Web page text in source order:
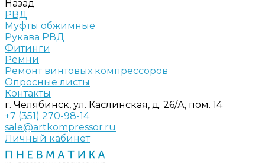
Назад
РВД
Муфты обжимные
Рукава РВД
Фитинги
Ремни
Ремонт винтовых компрессоров
Опросные листы
Контакты
г. Челябинск, ул. Каслинская, д. 26/А, пом. 14
+7 (351) 270-98-14
sale@artkompressor.ru
Личный кабинет